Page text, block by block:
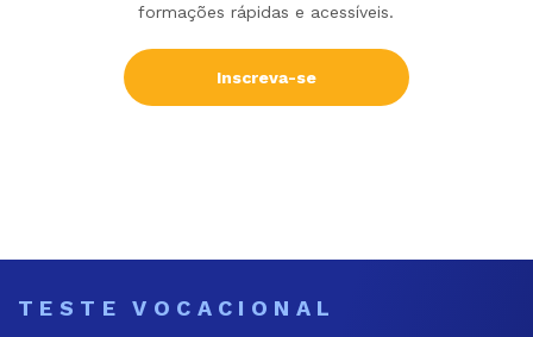
formações rápidas e acessíveis.
Inscreva-se
TESTE VOCACIONAL